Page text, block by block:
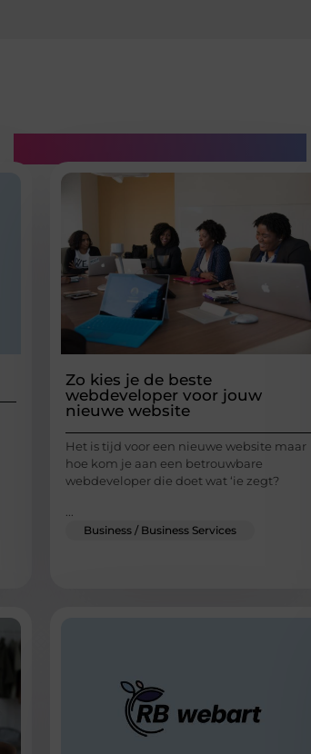
Zo kies je de beste
webdeveloper voor jouw
nieuwe website
Het is tijd voor een nieuwe website maar
hoe kom je aan een betrouwbare
webdeveloper die doet wat ‘ie zegt?
Business / Business Services